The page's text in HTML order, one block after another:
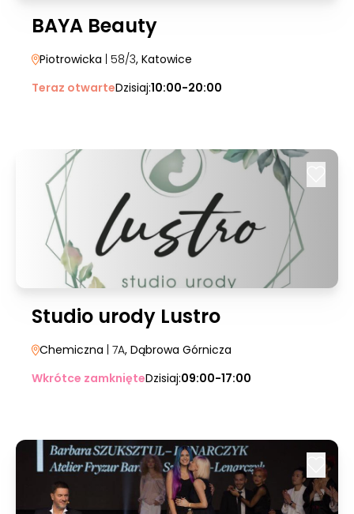
BAYA Beauty
Piotrowicka | 58/3, Katowice
Teraz otwarteDzisiaj:10:00-20:00
Studio urody Lustro
Chemiczna | 7A, Dąbrowa Górnicza
Wkrótce zamknięteDzisiaj:09:00-17:00